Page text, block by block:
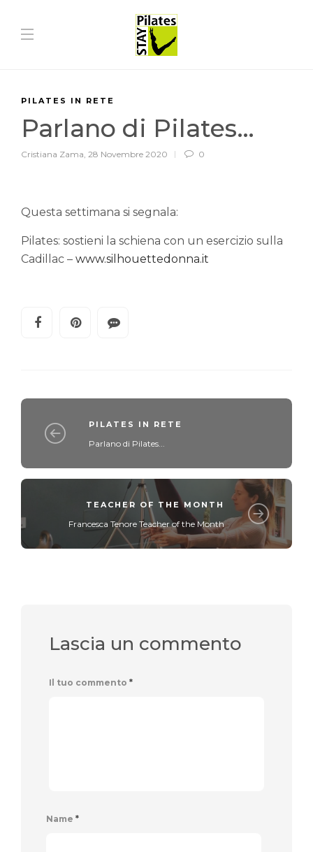
PILATES IN RETE
Parlano di Pilates…
Cristiana Zama, 28 Novembre 2020 0
Questa settimana si segnala:
Pilates: sostieni la schiena con un esercizio sulla
Cadillac – www.silhouettedonna.it
PILATES IN RETE
Parlano di Pilates...
TEACHER OF THE MONTH
Francesca Tenore Teacher of the Month
Lascia un commento
Il tuo commento *
Name *